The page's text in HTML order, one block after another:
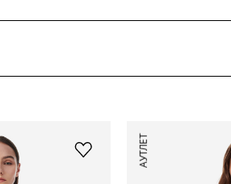
КРОЯ HAYDA
Цена по убыванию
АУТЛЕТ